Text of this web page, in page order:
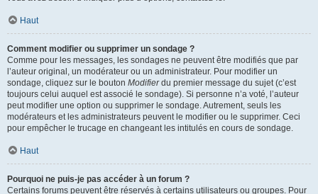
Haut
Comment modifier ou supprimer un sondage ?
Comme pour les messages, les sondages ne peuvent être modifiés que par
l’auteur original, un modérateur ou un administrateur. Pour modifier un
sondage, cliquez sur le bouton Modifierdu premier message du sujet (c’est
toujours celui auquel est associé le sondage). Si personne n’a voté, l’auteur
peut modifier une option ou supprimer le sondage. Autrement, seuls les
modérateurs et les administrateurs peuvent le modifier ou le supprimer. Ceci
pour empêcher le trucage en changeant les intitulés en cours de sondage.
Haut
Pourquoi ne puis-je pas accéder à un forum ?
Certains forums peuvent être réservés à certains utilisateurs ou groupes. Pour